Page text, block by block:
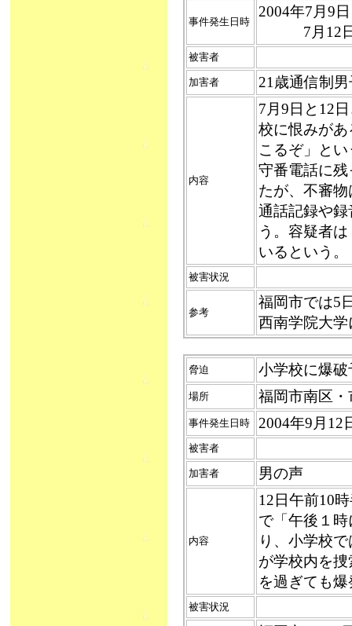
事件発生日時
2004年7月9
7月12日
被害者
加害者 21歳通信制
内容
7月9日と12
校に恨みが
こるぞ」と
守番電話に
たが、不審
通話記録や
う。容疑者
いるという。
被害状況
参考
福岡市では5
西南学院大
脅迫 小学校に爆破
場所 福岡市南区
事件発生日時 2004年9月12
被害者
加害者 男の声
内容
12日午前10
で「午後１
り、小学校
が学校内を
を過ぎても
被害状況